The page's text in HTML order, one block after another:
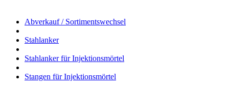
Abverkauf / Sortimentswechsel
Stahlanker
Stahlanker für Injektionsmörtel
Stangen für Injektionsmörtel